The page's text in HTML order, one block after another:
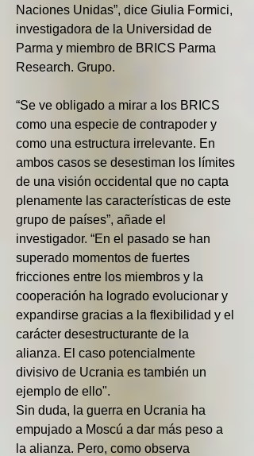
Naciones Unidas”, dice Giulia Formici,
investigadora de la Universidad de
Parma y miembro de BRICS Parma
Research. Grupo.
“Se ve obligado a mirar a los BRICS
como una especie de contrapoder y
como una estructura irrelevante. En
ambos casos se desestiman los límites
de una visión occidental que no capta
plenamente las características de este
grupo de países”, añade el
investigador. “En el pasado se han
superado momentos de fuertes
fricciones entre los miembros y la
cooperación ha logrado evolucionar y
expandirse gracias a la flexibilidad y el
carácter desestructurante de la
alianza. El caso potencialmente
divisivo de Ucrania es también un
ejemplo de ello".
Sin duda, la guerra en Ucrania ha
empujado a Moscú a dar más peso a
la alianza. Pero, como observa